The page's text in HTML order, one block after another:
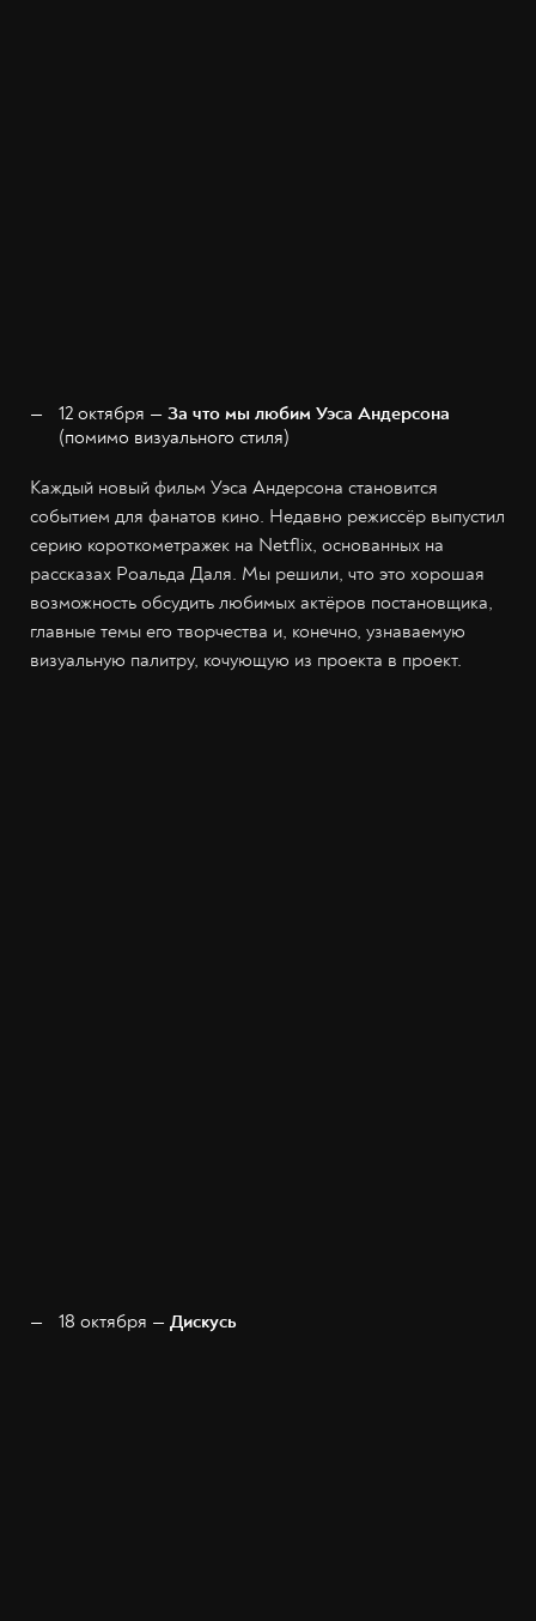
12 октября — За что мы любим Уэса Андерсона
(помимо визуального стиля)
Каждый новый фильм Уэса Андерсона становится
событием для фанатов кино. Недавно режиссёр выпустил
серию короткометражек на Netflix, основанных на
рассказах Роальда Даля. Мы решили, что это хорошая
возможность обсудить любимых актёров постановщика,
главные темы его творчества и, конечно, узнаваемую
визуальную палитру, кочующую из проекта в проект.
18 октября — Дискусь